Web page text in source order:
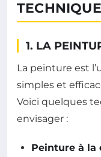
1. LA
La peinture est
simples et
Voici quelques
envisager :
Peinture à la